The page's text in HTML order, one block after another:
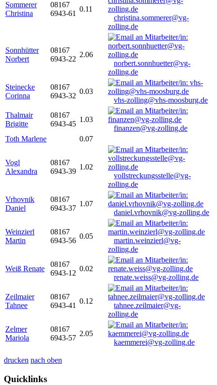
Sommerer
Christina
08167
6943-61
0.11
christina.sommerer@vg-
zolling.de
Sonnhütter
Norbert
08167
6943-22
2.06
norbert.sonnhuetter@vg-
zolling.de
Steinecke
Corinna
08167
6943-32
0.03
vhs-zolling@vhs-moosburg.de
Thalmair
Brigitte
08167
6943-45
1.03
finanzen@vg-zolling.de
Toth Marlene
0.07
Vogl
Alexandra
08167
6943-39
1.02
vollstreckungsstelle@vg-
zolling.de
Vrhovnik
Daniel
08167
6943-37
1.07
daniel.vrhovnik@vg-zolling.de
Weinzierl
Martin
08167
6943-56
0.05
martin.weinzierl@vg-
zolling.de
Weiß Renate
08167
6943-12
0.02
renate.weiss@vg-zolling.de
Zeilmaier
Tahnee
08167
6943-41
0.12
tahnee.zeilmaier@vg-
zolling.de
Zelmer
Mariola
08167
6943-57
2.05
kaemmerei@vg-zolling.de
drucken nach oben
Quicklinks